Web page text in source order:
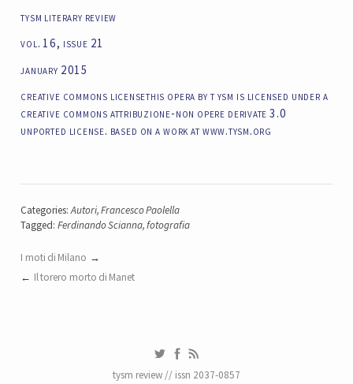
tysm literary review
vol. 16, issue 21
january 2015
creative commons licensethis opera by t ysm is licensed under a
creative commons attribuzione-non opere derivate 3.0
unported license. based on a work at www.tysm.org
Categories:Autori,Francesco Paolella
Tagged: Ferdinando Scianna,fotografia
I moti di Milano
Il torero morto di Manet
tysm review // issn 2037-0857